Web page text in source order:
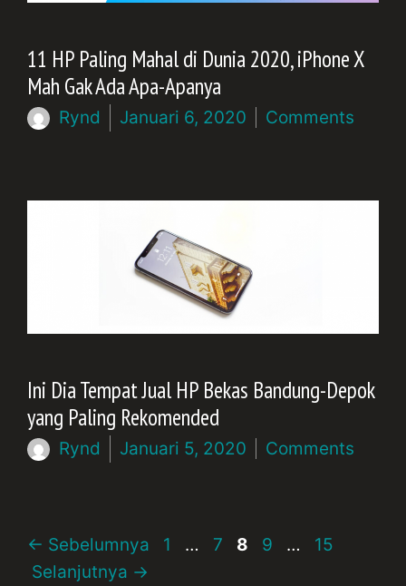
11 HP Paling Mahal di Dunia 2020, iPhone X
Mah Gak Ada Apa-Apanya
Rynd Januari 6, 2020 Comments
Ini Dia Tempat Jual HP Bekas Bandung-Depok
yang Paling Rekomended
Rynd Januari 5, 2020 Comments
← Sebelumnya Halaman
1 … Halaman
7 Halaman
8 Halaman
9 … Halaman
15
Selanjutnya →